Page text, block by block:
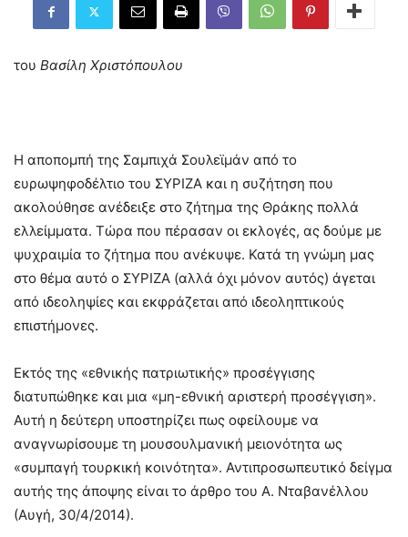
του Βασίλη Χριστόπουλου
Η αποπομπή της Σαμπιχά Σουλεϊμάν από το
ευρωψηφοδέλτιο του ΣΥΡΙΖΑ και η συζήτηση που
ακολούθησε ανέδειξε στο ζήτημα της Θράκης πολλά
ελλείμματα. Τώρα που πέρασαν οι εκλογές, ας δούμε με
ψυχραιμία το ζήτημα που ανέκυψε. Κατά τη γνώμη μας
στο θέμα αυτό ο ΣΥΡΙΖΑ (αλλά όχι μόνον αυτός) άγεται
από ιδεοληψίες και εκφράζεται από ιδεοληπτικούς
επιστήμονες.
Εκτός της «εθνικής πατριωτικής» προσέγγισης
διατυπώθηκε και μια «μη-εθνική αριστερή προσέγγιση».
Αυτή η δεύτερη υποστηρίζει πως οφείλουμε να
αναγνωρίσουμε τη μουσουλμανική μειονότητα ως
«συμπαγή τουρκική κοινότητα». Αντιπροσωπευτικό δείγμα
αυτής της άποψης είναι το άρθρο του Α. Νταβανέλλου
(Αυγή, 30/4/2014).